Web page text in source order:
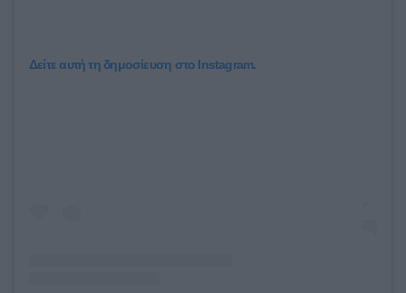
Δείτε αυτή τη δημοσίευση στο Instagram.